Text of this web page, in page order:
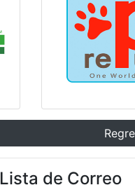
Lista de Correo